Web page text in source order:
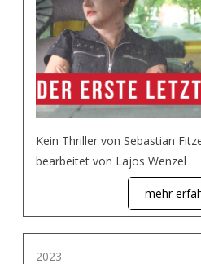
Kein Thriller von Sebastian
bearbeitet von Lajos Wenzel
mehr
2023